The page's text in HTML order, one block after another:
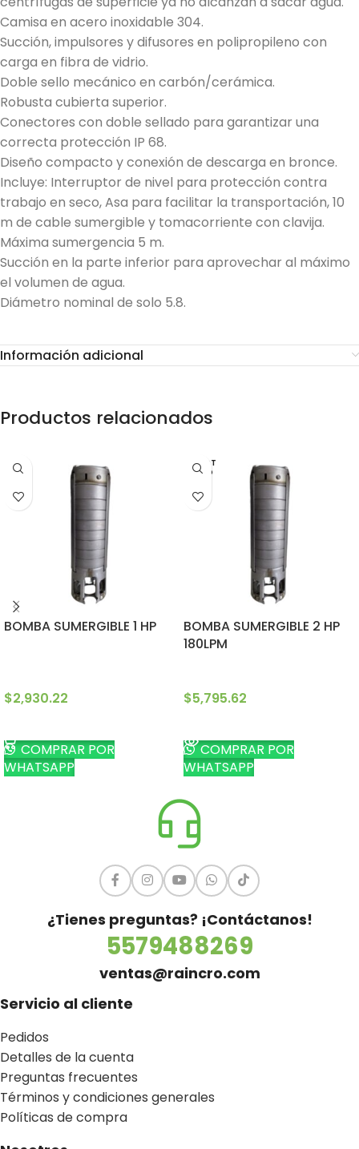
Camisa en acero inoxidable 304.
Succión, impulsores y difusores en polipropileno con
carga en fibra de vidrio.
Doble sello mecánico en carbón/cerámica.
Robusta cubierta superior.
Conectores con doble sellado para garantizar una
correcta protección IP 68.
Diseño compacto y conexión de descarga en bronce.
Incluye: Interruptor de nivel para protección contra
trabajo en seco, Asa para facilitar la transportación, 10
m de cable sumergible y tomacorriente con clavija.
Máxima sumergencia 5 m.
Succión en la parte inferior para aprovechar al máximo
el volumen de agua.
Diámetro nominal de solo 5.8.
Información adicional
Productos relacionados
BOMBA SUMERGIBLE 1 HP
$2,930.22
COMPRAR POR
WHATSAPP
AGOT
ADO
BOMBA SUMERGIBLE 2 HP
180LPM
$5,795.62
COMPRAR POR
WHATSAPP
¿Tienes preguntas? ¡Contáctanos!
5579488269
ventas@raincro.com
Servicio al cliente
Pedidos
Detalles de la cuenta
Preguntas frecuentes
Términos y condiciones generales
Políticas de compra